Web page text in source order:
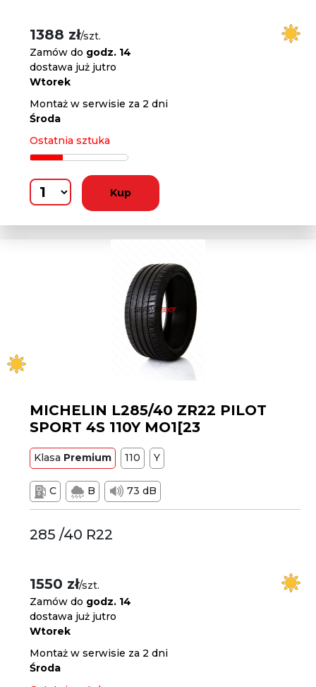
1388 zł/szt.
Zamów do godz. 14
dostawa już jutro
Wtorek
Montaż w serwisie za 2 dni
Środa
Ostatnia sztuka
Kup
MICHELIN L285/40 ZR22 PILOT
SPORT 4S 110Y MO1[23
Klasa Premium 110 Y
C B 73 dB
285 /40 R22
1550 zł/szt.
Zamów do godz. 14
dostawa już jutro
Wtorek
Montaż w serwisie za 2 dni
Środa